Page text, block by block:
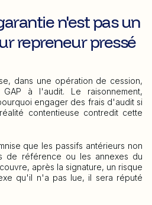
n'est pas un
repreneur pressé
dans une opération de cession,
à l'audit. Le raisonnement,
engager des frais d'audit si
contentieuse contredit cette
que les passifs antérieurs non
de référence ou les annexes du
après la signature, un risque
qu'il n'a pas lue, il sera réputé